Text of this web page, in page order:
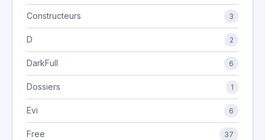
Constructeurs 3
D 2
DarkFull 6
Dossiers 1
Evi 6
Free 37